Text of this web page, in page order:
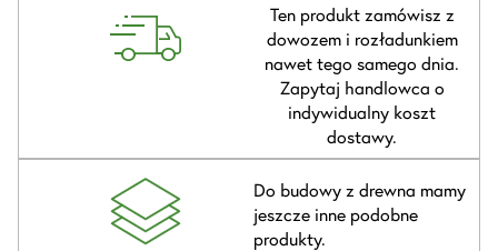
Ten produkt zamówisz z
dowozem i rozładunkiem
nawet tego samego dnia.
Zapytaj handlowca o
indywidualny koszt
dostawy.
Do budowy z drewna mamy
jeszcze inne podobne
produkty.